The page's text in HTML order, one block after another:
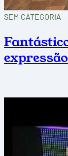
SEM CATEGORIA
expressão